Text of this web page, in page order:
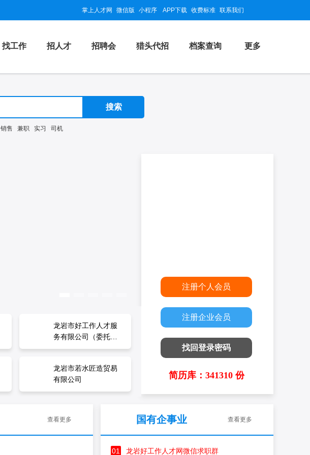
掌上人才网 微信版 小程序 APP下载 收费标准 联系我们
找工作 招人才 招聘会 猎头代招 档案查询 更多
销售 兼职 实习 司机
立孚（福建）光电集
团有限公司
龙岩市好工作人才服
务有限公司（委托招
聘）
龙岩市若水匠造贸易
有限公司
立孚（福建）光电集
团有限公司
龙岩市好工作人才服
务有限公司（委托招
聘）
龙岩市若水匠造贸易
有限公司
注册个人会员
注册企业会员
找回登录密码
简历库：341310 份
查看更多 查看更多
国有企事业
01 龙岩好工作人才网微信求职群